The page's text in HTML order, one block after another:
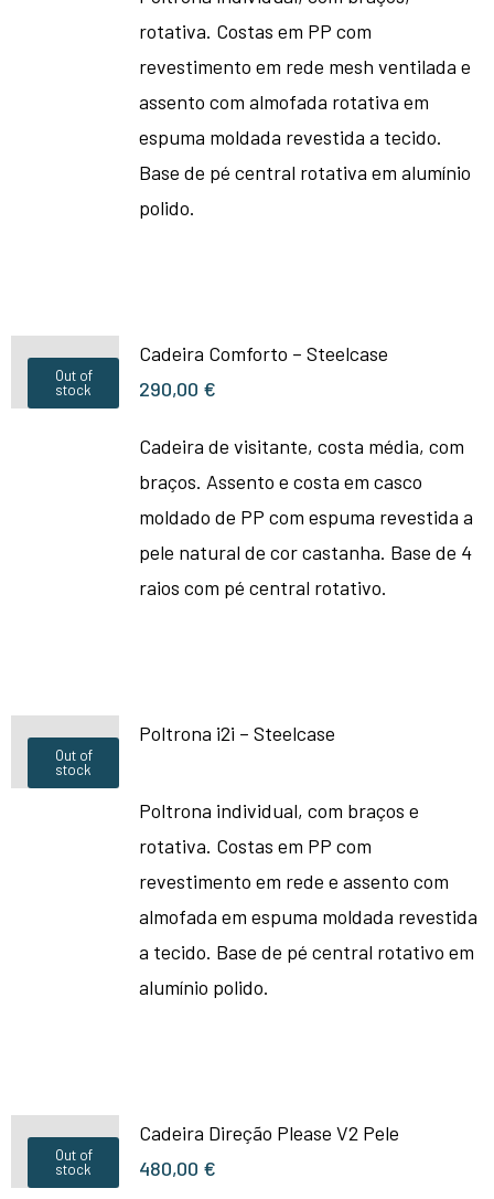
rotativa. Costas em PP com
revestimento em rede mesh ventilada e
assento com almofada rotativa em
espuma moldada revestida a tecido.
Base de pé central rotativa em alumínio
polido.
Out of
stock
Cadeira Comforto – Steelcase
290,00 €
Cadeira de visitante, costa média, com
braços. Assento e costa em casco
moldado de PP com espuma revestida a
pele natural de cor castanha. Base de 4
raios com pé central rotativo.
Out of
stock
Poltrona i2i – Steelcase
Poltrona individual, com braços e
rotativa. Costas em PP com
revestimento em rede e assento com
almofada em espuma moldada revestida
a tecido. Base de pé central rotativo em
alumínio polido.
Out of
stock
Cadeira Direção Please V2 Pele
480,00 €